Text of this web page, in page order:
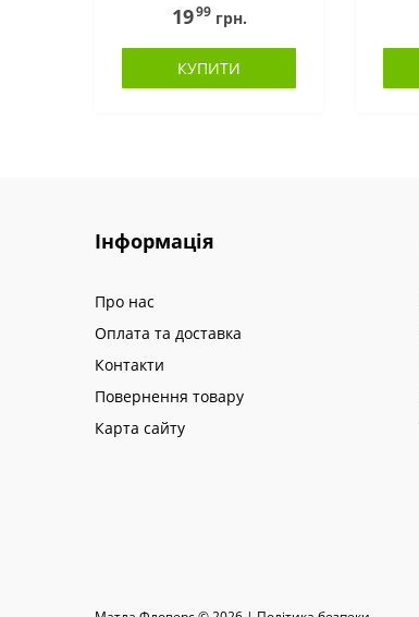
1999грн.
КУПИТИ
Інформація
Про нас
Оплата та доставка
Контакти
Повернення товару
Карта сайту